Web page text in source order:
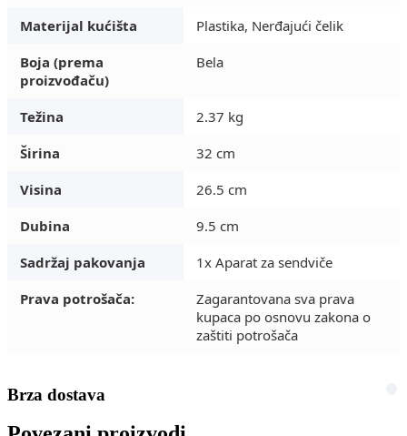
Materijal kućišta
Plastika, Nerđajući čelik
Boja (prema
proizvođaču)
Bela
Težina
2.37 kg
Širina
32 cm
Visina
26.5 cm
Dubina
9.5 cm
Sadržaj pakovanja
1x Aparat za sendviče
Prava potrošača:
Zagarantovana sva prava
kupaca po osnovu zakona o
zaštiti potrošača
Brza dostava